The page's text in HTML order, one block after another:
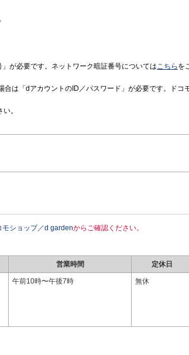
が必要です。ネットワーク暗証番号についてはこちら を
は「dアカウントのID／パスワード」が必要です。ドコ
。
モショップ／d gardenからご確認ください。
営業時間 定休日
午前10時〜午後7時 無休